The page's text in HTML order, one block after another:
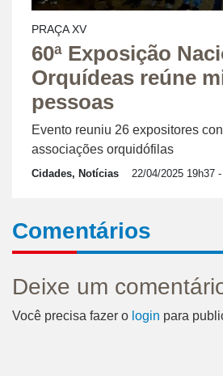
PRAÇA XV
60ª Exposição
Orquídeas reúne
pessoas
Evento reuniu 26 expositores
associações orquidófilas
Cidades, Notícias 22/04/2025 19h37
Comentários
Deixe um
Você precisa fazer o login para